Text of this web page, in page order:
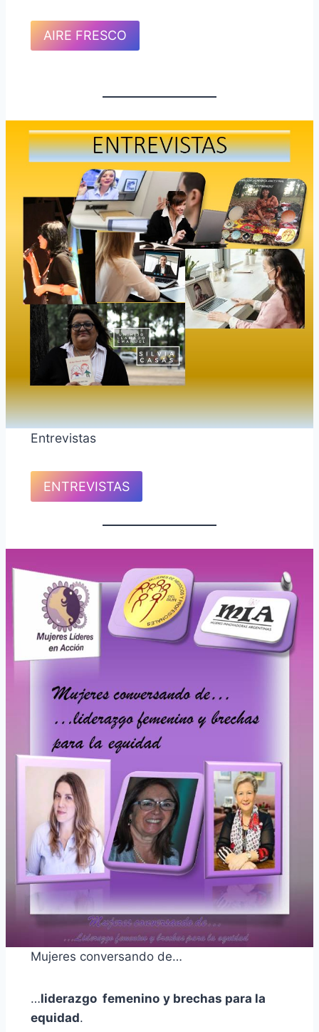
AIRE FRESCO
Entrevistas
ENTREVISTAS
Mujeres conversando de…
…liderazgo femenino y brechas para la
equidad.